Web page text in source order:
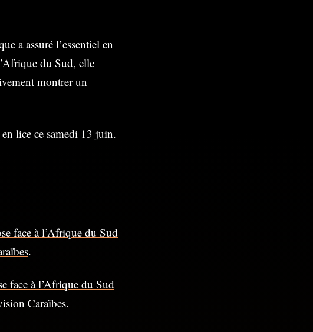
a assuré l’essentiel en
du Sud, elle
montrer un
lice ce samedi 13 juin.
face à l’Afrique du Sud
.
face à l’Afrique du Sud
Caraïbes.